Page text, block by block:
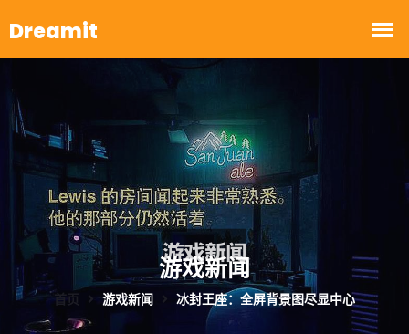
游戏新闻
首页 游戏新闻 冰封王座：全屏背景图尽显中心